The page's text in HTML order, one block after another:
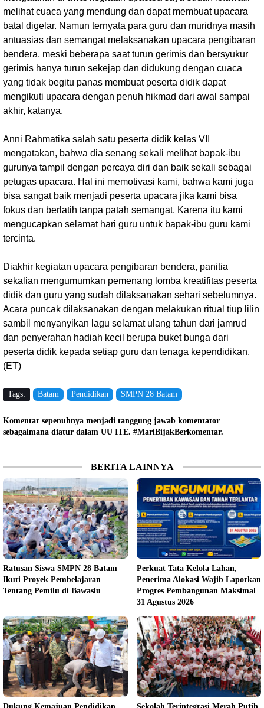
melihat cuaca yang mendung dan dapat membuat upacara
batal digelar. Namun ternyata para guru dan muridnya masih
antuasias dan semangat melaksanakan upacara pengibaran
bendera, meski beberapa saat turun gerimis dan bersyukur
gerimis hanya turun sekejap dan didukung dengan cuaca
yang tidak begitu panas membuat peserta didik dapat
mengikuti upacara dengan penuh hikmad dari awal sampai
akhir, katanya.
Anni Rahmatika salah satu peserta didik kelas VII
mengatakan, bahwa dia senang sekali melihat bapak-ibu
gurunya tampil dengan percaya diri dan baik sekali sebagai
petugas upacara. Hal ini memotivasi kami, bahwa kami juga
bisa sangat baik menjadi peserta upacara jika kami bisa
fokus dan berlatih tanpa patah semangat. Karena itu kami
mengucapkan selamat hari guru untuk bapak-ibu guru kami
tercinta.
Diakhir kegiatan upacara pengibaran bendera, panitia
sekalian mengumumkan pemenang lomba kreatifitas peserta
didik dan guru yang sudah dilaksanakan sehari sebelumnya.
Acara puncak dilaksanakan dengan melakukan ritual tiup lilin
sambil menyanyikan lagu selamat ulang tahun dari jamrud
dan penyerahan hadiah kecil berupa buket bunga dari
peserta didik kepada setiap guru dan tenaga kependidikan.
(ET)
Tags: Batam Pendidikan SMPN 28 Batam
Komentar sepenuhnya menjadi tanggung jawab komentator
sebagaimana diatur dalam UU ITE. #MariBijakBerkomentar.
BERITA LAINNYA
Ratusan Siswa SMPN 28 Batam
Ikuti Proyek Pembelajaran
Tentang Pemilu di Bawaslu
Perkuat Tata Kelola Lahan,
Penerima Alokasi Wajib Laporkan
Progres Pembangunan Maksimal
31 Agustus 2026